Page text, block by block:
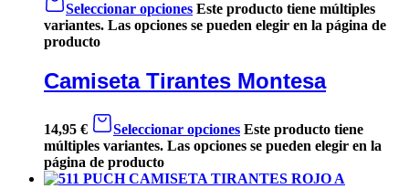
Seleccionar opciones Este producto tiene múltiples
variantes. Las opciones se pueden elegir en la página de
producto
Camiseta Tirantes Montesa
14,95 € Seleccionar opciones Este producto tiene
múltiples variantes. Las opciones se pueden elegir en la
página de producto